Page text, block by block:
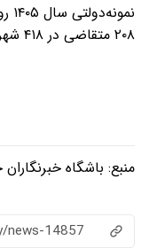
۲۰۸ متقاضی در ۴۱۸ شهرستان در سراسر کشور برگزار شد.
منبع: باشگاه
news-14857